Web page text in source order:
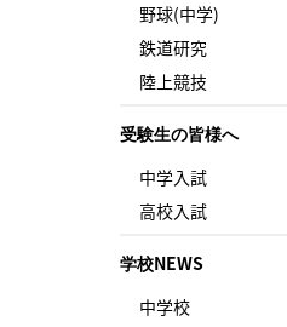
野球(中学)
鉄道研究
陸上競技
受験生の皆様へ
中学入試
高校入試
学校NEWS
中学校